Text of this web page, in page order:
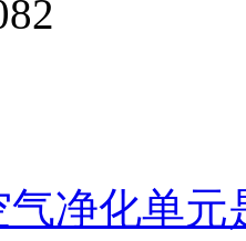
气净化单